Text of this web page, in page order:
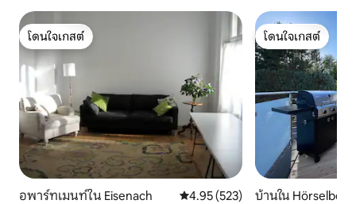
โดนใจเกสต์
โดนใจเกสต์
อพาร์ทเมนท์ใน Eisenach คะแนนเฉลี่ย 4.95 จาก 5, 523 รีวิว
4.95 (523)
โดนใจเกสต์
โดนใจเกสต์
บ้านใน